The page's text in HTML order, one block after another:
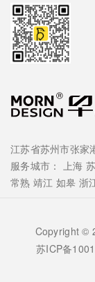
江苏省苏州市张家
服务城市： 上海
常熟 靖江 如皋 浙
Copyright ©
苏ICP备